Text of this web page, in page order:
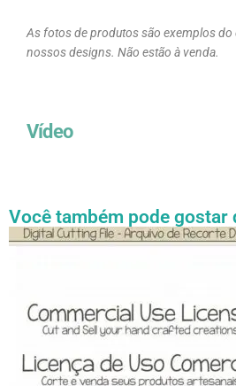
As fotos de produtos são exemplos do
nossos designs. Não estão à venda.
Vídeo
Você também pode gostar
Faixa
de
R$ 54.89
Este
As
podem